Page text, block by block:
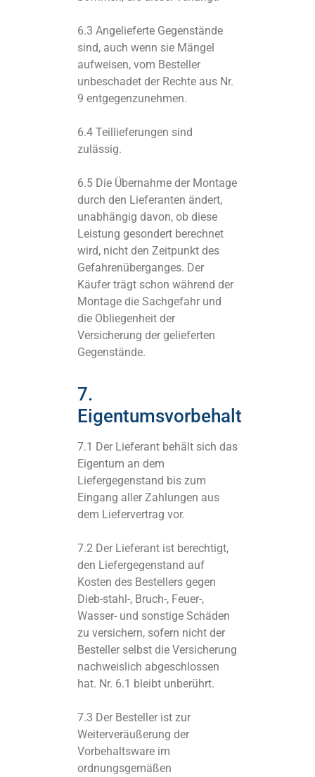
6.3 Angelieferte Gegenstände
sind, auch wenn sie Mängel
aufweisen, vom Besteller
unbeschadet der Rechte aus Nr.
9 entgegenzunehmen.
6.4 Teillieferungen sind
zulässig.
6.5 Die Übernahme der Montage
durch den Lieferanten ändert,
unabhängig davon, ob diese
Leistung gesondert berechnet
wird, nicht den Zeitpunkt des
Gefahrenüberganges. Der
Käufer trägt schon während der
Montage die Sachgefahr und
die Obliegenheit der
Versicherung der gelieferten
Gegenstände.
7.
Eigentumsvorbehalt
7.1 Der Lieferant behält sich das
Eigentum an dem
Liefergegenstand bis zum
Eingang aller Zahlungen aus
dem Liefervertrag vor.
7.2 Der Lieferant ist berechtigt,
den Liefergegenstand auf
Kosten des Bestellers gegen
Dieb-stahl-, Bruch-, Feuer-,
Wasser- und sonstige Schäden
zu versichern, sofern nicht der
Besteller selbst die Versicherung
nachweislich abgeschlossen
hat. Nr. 6.1 bleibt unberührt.
7.3 Der Besteller ist zur
Weiterveräußerung der
Vorbehaltsware im
ordnungsgemäßen